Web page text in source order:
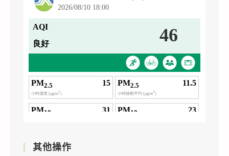
其他操作